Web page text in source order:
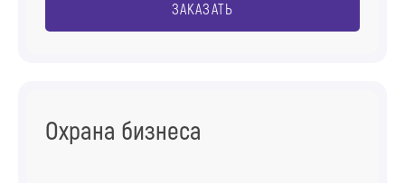
ЗАКАЗАТЬ
Охрана бизнеса